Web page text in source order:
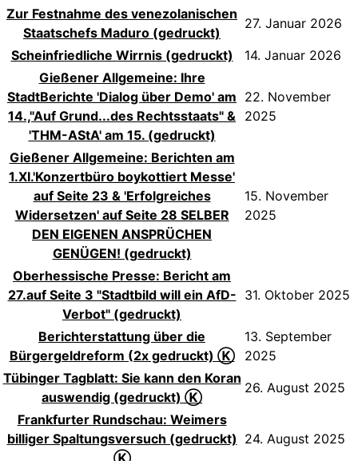
Zur Festnahme des venezolanischen
Staatschefs Maduro (gedruckt)
27. Januar 2026
Scheinfriedliche Wirrnis (gedruckt)
14. Januar 2026
Gießener Allgemeine: Ihre
StadtBerichte 'Dialog über Demo' am
14.,"Auf Grund...des Rechtsstaats" &
'THM-AStA' am 15. (gedruckt)
22. November
2025
Gießener Allgemeine: Berichten am
1.XI.'Konzertbüro boykottiert Messe'
auf Seite 23 & 'Erfolgreiches
Widersetzen' auf Seite 28 SELBER
DEN EIGENEN ANSPRÜCHEN
GENÜGEN! (gedruckt)
15. November
2025
Oberhessische Presse: Bericht am
27.auf Seite 3 "Stadtbild will ein AfD-
Verbot" (gedruckt)
31. Oktober 2025
Berichterstattung über die
Bürgergeldreform (2x gedruckt) Ⓚ
13. September
2025
Tübinger Tagblatt: Sie kann den Koran
auswendig (gedruckt) Ⓚ
26. August 2025
Frankfurter Rundschau: Weimers
billiger Spaltungsversuch (gedruckt)
Ⓚ
24. August 2025